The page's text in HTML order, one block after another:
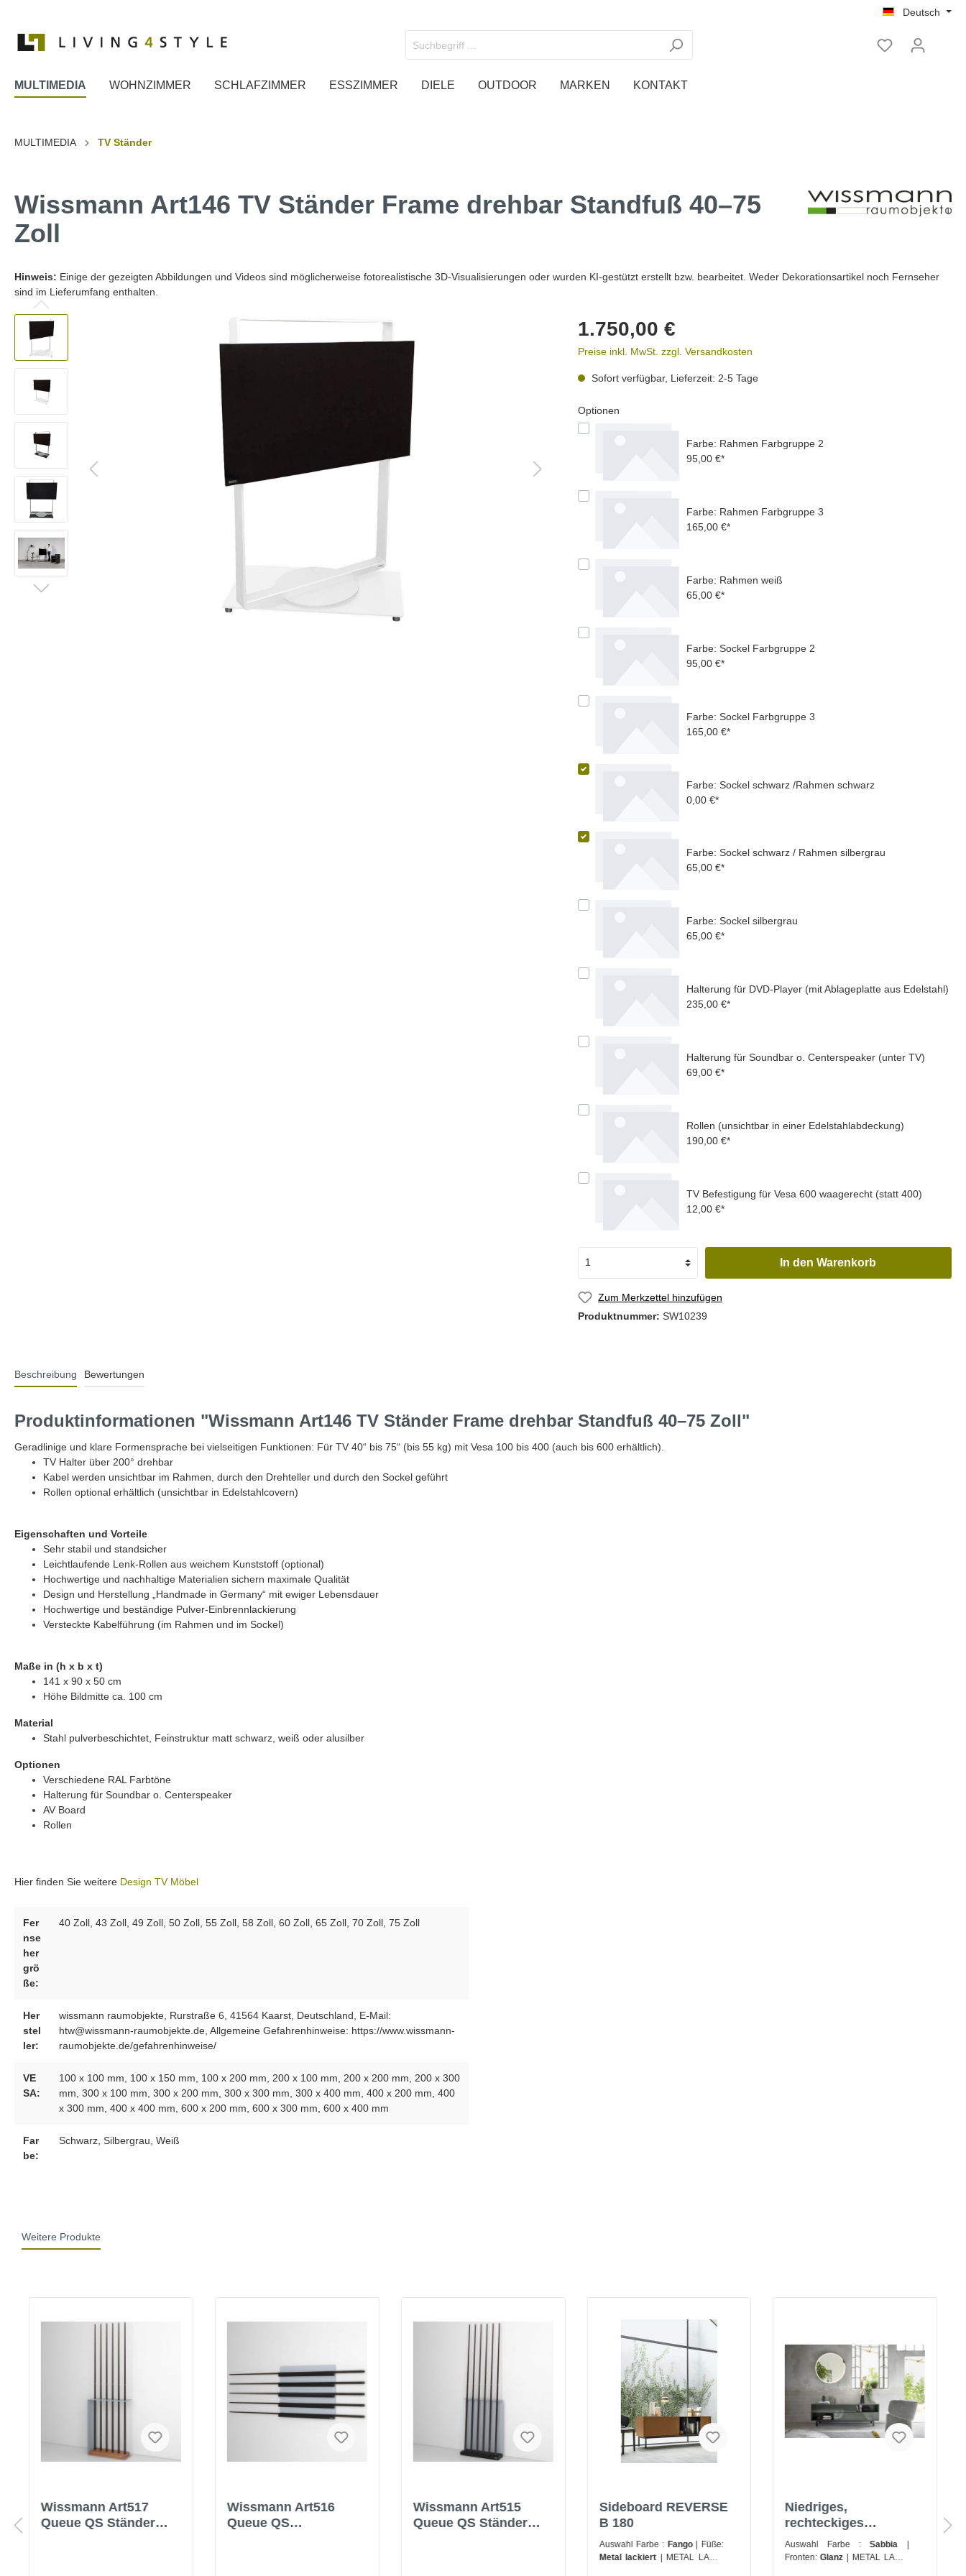
Deutsch
MULTIMEDIA WOHNZIMMER SCHLAFZIMMER ESSZIMMER DIELE OUTDOOR MARKEN KONTAKT
Zur Kategorie MULTIMEDIA
TV Wandhalterung 50 Zoll
Lautsprecherständer
Zur Kategorie WOHNZIMMER
Dekoration
Zur Kategorie SCHLAFZIMMER
Herrendiener
Zur Kategorie ESSZIMMER
Zur Kategorie DIELE
MULTIMEDIA TV Ständer
Wissmann Art146 TV Ständer Frame drehbar Standfuß 40–75
Zoll
Hinweis: Einige der gezeigten Abbildungen und Videos sind möglicherweise fotorealistische 3D-Visualisierungen oder wurden KI-gestützt erstellt bzw. bearbeitet. Weder Dekorationsartikel noch Fernseher
sind im Lieferumfang enthalten.
1.750,00 €
Preise inkl. MwSt. zzgl. Versandkosten
Sofort verfügbar, Lieferzeit: 2-5 Tage
Optionen
Farbe: Rahmen Farbgruppe 2
95,00 €*
Farbe: Rahmen Farbgruppe 3
165,00 €*
Farbe: Rahmen weiß
65,00 €*
Farbe: Sockel Farbgruppe 2
95,00 €*
Farbe: Sockel Farbgruppe 3
165,00 €*
Farbe: Sockel schwarz /Rahmen schwarz
0,00 €*
Farbe: Sockel schwarz / Rahmen silbergrau
65,00 €*
Farbe: Sockel silbergrau
65,00 €*
Halterung für DVD-Player (mit Ablageplatte aus Edelstahl)
235,00 €*
Halterung für Soundbar o. Centerspeaker (unter TV)
69,00 €*
Rollen (unsichtbar in einer Edelstahlabdeckung)
190,00 €*
TV Befestigung für Vesa 600 waagerecht (statt 400)
12,00 €*
In den Warenkorb
Zum Merkzettel hinzufügen
Produktnummer: SW10239
Beschreibung Bewertungen
Produktinformationen "Wissmann Art146 TV Ständer Frame drehbar Standfuß 40–75 Zoll"
Geradlinige und klare Formensprache bei vielseitigen Funktionen: Für TV 40“ bis 75“ (bis 55 kg) mit Vesa 100 bis 400 (auch bis 600 erhältlich).
TV Halter über 200° drehbar
Kabel werden unsichtbar im Rahmen, durch den Drehteller und durch den Sockel geführt
Rollen optional erhältlich (unsichtbar in Edelstahlcovern)
Eigenschaften und Vorteile
Sehr stabil und standsicher
Leichtlaufende Lenk-Rollen aus weichem Kunststoff (optional)
Hochwertige und nachhaltige Materialien sichern maximale Qualität
Design und Herstellung „Handmade in Germany“ mit ewiger Lebensdauer
Hochwertige und beständige Pulver-Einbrennlackierung
Versteckte Kabelführung (im Rahmen und im Sockel)
Maße in (h x b x t)
141 x 90 x 50 cm
Höhe Bildmitte ca. 100 cm
Material
Stahl pulverbeschichtet, Feinstruktur matt schwarz, weiß oder alusilber
Optionen
Verschiedene RAL Farbtöne
Halterung für Soundbar o. Centerspeaker
AV Board
Rollen
Hier finden Sie weitere Design TV Möbel
Fer
nse
her
grö
ße:
40 Zoll, 43 Zoll, 49 Zoll, 50 Zoll, 55 Zoll, 58 Zoll, 60 Zoll, 65 Zoll, 70 Zoll, 75 Zoll
Her
stel
ler:
wissmann raumobjekte, Rurstraße 6, 41564 Kaarst, Deutschland, E-Mail:
htw@wissmann-raumobjekte.de, Allgemeine Gefahrenhinweise: https://www.wissmann-
raumobjekte.de/gefahrenhinweise/
VE
SA:
100 x 100 mm, 100 x 150 mm, 100 x 200 mm, 200 x 100 mm, 200 x 200 mm, 200 x 300
mm, 300 x 100 mm, 300 x 200 mm, 300 x 300 mm, 300 x 400 mm, 400 x 200 mm, 400
x 300 mm, 400 x 400 mm, 600 x 200 mm, 600 x 300 mm, 600 x 400 mm
Far
be:
Schwarz, Silbergrau, Weiß
Weitere Produkte
Wissmann Art517
Queue QS Ständer
Wissmann Art516
Queue QS
Wissmann Art515
Queue QS Ständer
Sideboard REVERSE
B 180
Auswahl Farbe : Fango
| Füße:
Metal lackiert
| METAL LACK:
Niedriges,
rechteckiges
Sideboard RIM
Auswahl Farbe :Sabbia
Fronten:Glanz
| METAL LACK: